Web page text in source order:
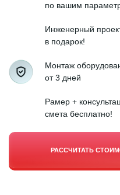
по вашим
Инженерный
в подарок!
Монтаж
от 3 дней
Pамер +
смета бесплатно!
РАССЧИТАТЬ